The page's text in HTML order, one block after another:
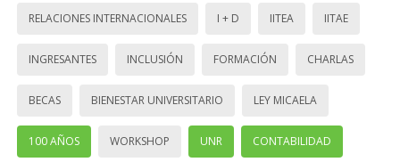
RELACIONES INTERNACIONALES I + D IITEA IITAE
INGRESANTES INCLUSIÓN FORMACIÓN CHARLAS
BECAS BIENESTAR UNIVERSITARIO LEY MICAELA
100 AÑOS WORKSHOP UNR CONTABILIDAD